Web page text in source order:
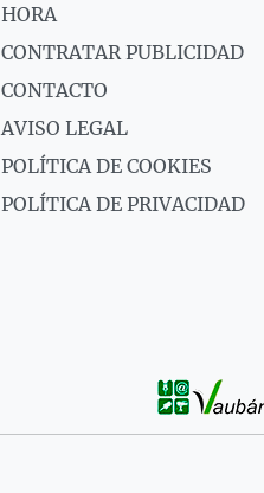
HORA
CONTRATAR PUBLICIDAD
CONTACTO
AVISO LEGAL
POLÍTICA DE COOKIES
POLÍTICA DE PRIVACIDAD